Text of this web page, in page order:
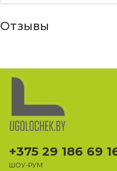
Отзывы
+375 29 186 69
ШОУ-РУМ